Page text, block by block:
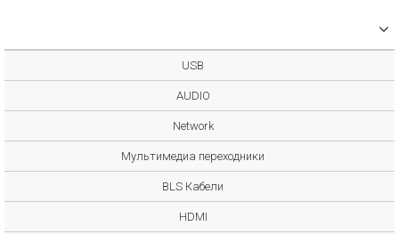
USB
AUDIO
Network
Мультимедиа переходники
BLS Кабели
HDMI